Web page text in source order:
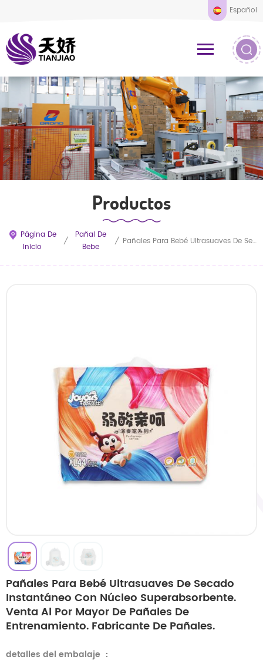
Español
Productos
Página De
Inicio
/
Pañal De
Bebe
/ Pañales Para Bebé Ultrasuaves De Secado Instantáneo Con Núcleo Superabsorbente. Venta Al Por Mayor De Pañales De Entrenamiento. Fabricante De Pañales.
Pañales Para Bebé Ultrasuaves De Secado
Instantáneo Con Núcleo Superabsorbente.
Venta Al Por Mayor De Pañales De
Entrenamiento. Fabricante De Pañales.
detalles del embalaje ：